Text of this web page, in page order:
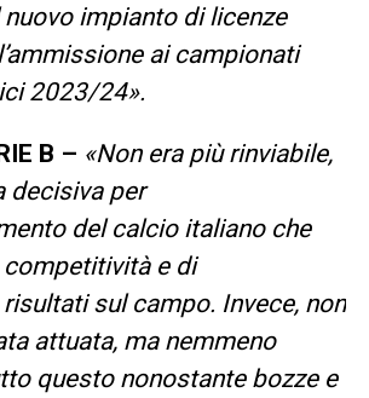
impianto di licenze
ai campionati
2023/24».
B – «Non era più rinviabile,
decisiva per
del calcio italiano che
e di
sul campo. Invece, non
attuata, ma nemmeno
questo nonostante bozze e